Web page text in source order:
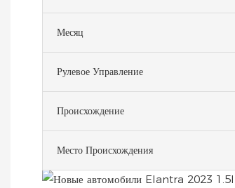
Месяц
Рулевое Управление
Происхождение
Место Происхождения